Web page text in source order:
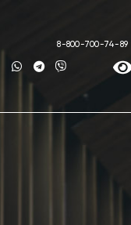
8-800-700-74-89